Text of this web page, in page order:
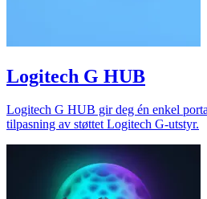
Logitech G HUB
Logitech G HUB gir deg én enkel
tilpasning av støttet Logitech G-utstyr.